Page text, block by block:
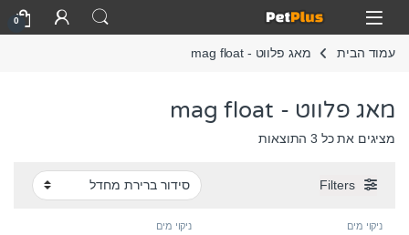
Skip to navigation
Skip to content
Open
0
עמוד הבית מאג פלווט - mag float
מאג פלווט - mag float
מציגים את כל ⁦3⁩ התוצאות
Filters
ניקוי מים ניקוי מים